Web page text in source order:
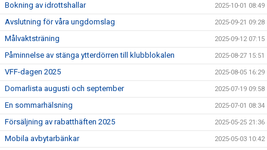
Bokning av idrottshallar 2025-10-01 08:49
Avslutning för våra ungdomslag 2025-09-21 09:28
Målvaktsträning 2025-09-12 07:15
Påminnelse av stänga ytterdörren till klubblokalen 2025-08-27 15:51
VFF-dagen 2025 2025-08-05 16:29
Domarlista augusti och september 2025-07-19 09:58
En sommarhälsning 2025-07-01 08:34
Försäljning av rabatthäften 2025 2025-05-25 21:36
Mobila avbytarbänkar 2025-05-03 10:42